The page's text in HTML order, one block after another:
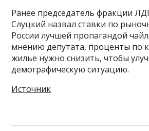
Ранее председатель фракции
Слуцкий назвал ставки по
России лучшей пропагандой
мнению депутата, проценты по
жилье нужно снизить, чтобы
демографическую ситуацию.
Источник